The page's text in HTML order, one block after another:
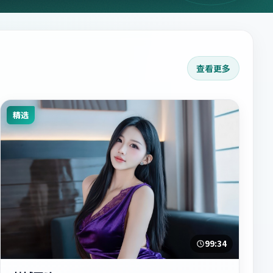
查看更多
精选
99:34